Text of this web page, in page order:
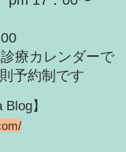
療カレンダーで
予約制です
】